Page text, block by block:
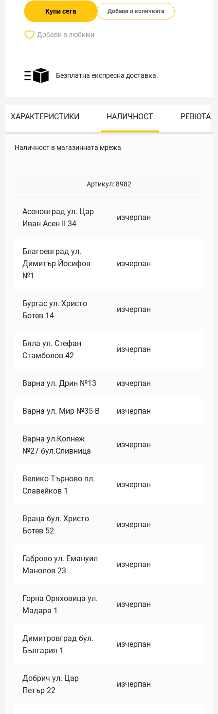
Купи сега Добави в количката
Добави в любими
Безплатна експресна доставка.
ХАРАКТЕРИСТИКИ НАЛИЧНОСТ РЕВЮТА
Наличност в магазинната мрежа
Артикул:8982
Асеновград ул. Цар
Иван Асен II 34
изчерпан
Благоевград ул.
Димитър Йосифов
№1
изчерпан
Бургас ул. Христо
Ботев 14
изчерпан
Бяла ул. Стефан
Стамболов 42
изчерпан
Варна ул. Дрин №13 изчерпан
Варна ул. Мир №35 В изчерпан
Варна ул.Копнеж
№27 бул.Сливница
изчерпан
Велико Търново пл.
Славейков 1
изчерпан
Враца бул. Христо
Ботев 52
изчерпан
Габрово ул. Емануил
Манолов 23
изчерпан
Горна Оряховица ул.
Мадара 1
изчерпан
Димитровград бул.
България 1
изчерпан
Добрич ул. Цар
Петър 22
изчерпан